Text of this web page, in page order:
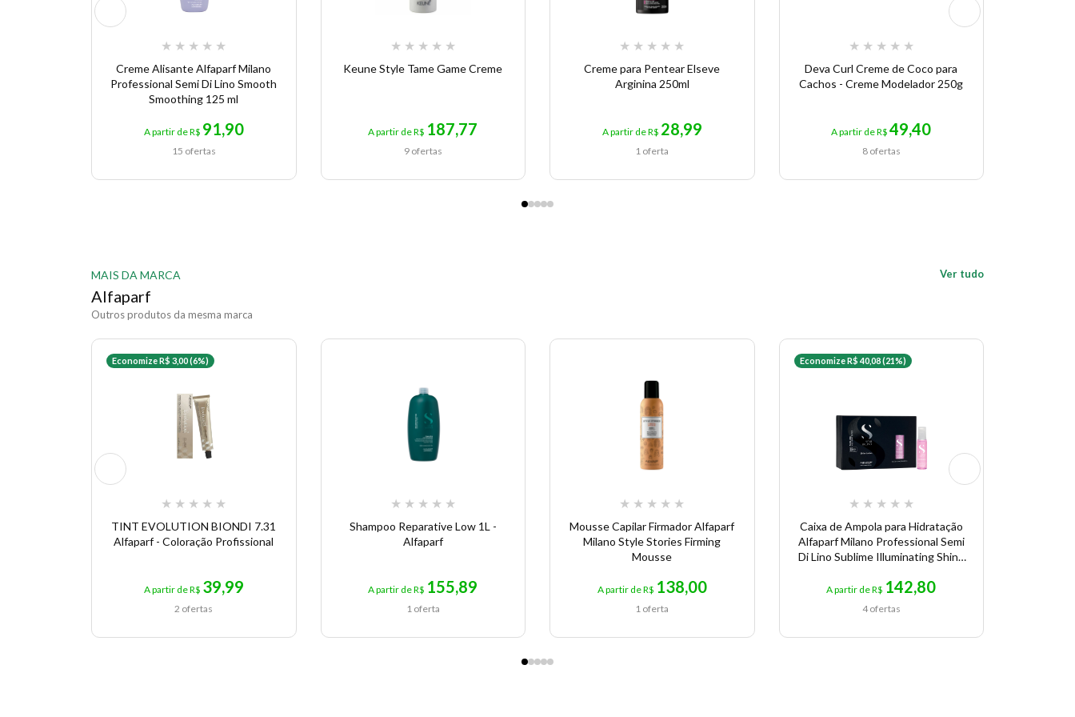
★ ★ ★ ★ ★
Creme Alisante Alfaparf Milano
Professional Semi Di Lino Smooth
Smoothing 125 ml
A partir de R$ 91,90
15 ofertas
★ ★ ★ ★ ★
Keune Style Tame Game Creme
A partir de R$ 187,77
9 ofertas
★ ★ ★ ★ ★
Creme para Pentear Elseve
Arginina 250ml
A partir de R$ 28,99
1 oferta
★ ★ ★ ★ ★
Deva Curl Creme de Coco para
Cachos - Creme Modelador 250g
A partir de R$49,40
8 ofertas
MAIS DA MARCA
Alfaparf
Outros produtos da mesma marca
Ver tudo
Economize R$ 3,00 (6%)
★ ★ ★ ★ ★
TINT EVOLUTION BIONDI 7.31
Alfaparf - Coloração Profissional
A partir de R$ 39,99
2 ofertas
★ ★ ★ ★ ★
Shampoo Reparative Low 1L -
Alfaparf
A partir de R$ 155,89
1 oferta
★ ★ ★ ★ ★
Mousse Capilar Firmador Alfaparf
Milano Style Stories Firming
Mousse
A partir de R$ 138,00
1 oferta
Economize R$ 40,08 (21%)
★ ★ ★ ★ ★
Caixa de Ampola para Hidratação
Alfaparf Milano Professional Semi
Di Lino Sublime Illuminating Shine
A partir de R$ 142,80
4 ofertas